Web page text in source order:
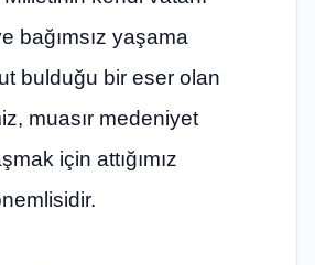
bağımsız yaşama
bulduğu bir eser olan
muasır medeniyet
için attığımız